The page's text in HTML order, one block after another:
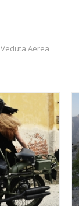
Veduta Aerea